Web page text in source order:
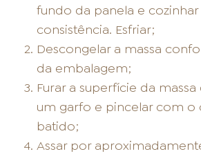
fundo da panela e cozinhar
consistência. Esfriar;
Descongelar a massa
da embalagem;
Furar a superfície da
um garfo e pincelar com o
batido;
Assar por